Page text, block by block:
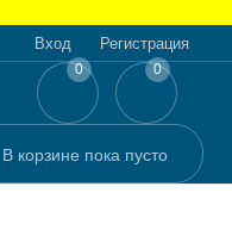
Вход Регистрация
0 0
В корзине пока пусто